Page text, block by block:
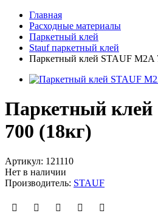
Главная
Расходные материалы
Паркетный клей
Stauf паркетный клей
Паркетный клей STAUF M2A
Паркетный клей
700 (18кг)
Артикул: 121110
Нет в наличии
Производитель: STAUF